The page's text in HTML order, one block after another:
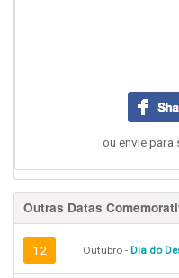
ou envie para
Outras Datas
12 Outubro - Dia do